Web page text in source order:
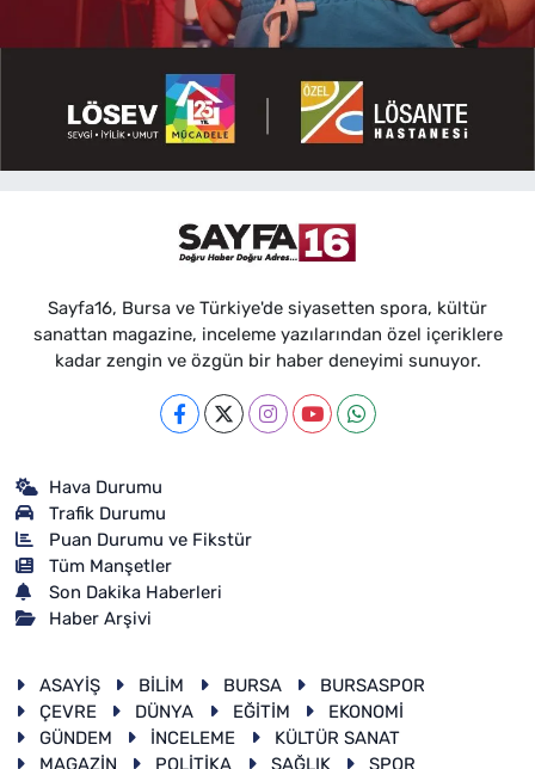
Sayfa16, Bursa ve Türkiye'de siyasetten spora, kültür
sanattan magazine, inceleme yazılarından özel içeriklere
kadar zengin ve özgün bir haber deneyimi sunuyor.
Hava Durumu
Trafik Durumu
Puan Durumu ve Fikstür
Tüm Manşetler
Son Dakika Haberleri
Haber Arşivi
ASAYİŞ BİLİM BURSA
BURSASPOR
ÇEVRE
DÜNYA EĞİTİM
EKONOMİ
GÜNDEM
İNCELEME
KÜLTÜR SANAT
MAGAZİN
POLİTİKA SAĞLIK SPOR